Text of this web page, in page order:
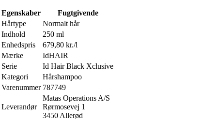
Egenskaber
Fugtgivende
Hårtype
Normalt hår
Indhold
250 ml
Enhedspris
679,80 kr./l
Mærke
IdHAIR
Serie
Id Hair Black Xclusive
Kategori
Hårshampoo
Varenummer 787749
Leverandør
Matas Operations A/S
Rørmosevej 1
3450 Allerød